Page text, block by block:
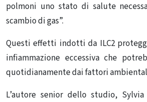
polmoni uno stato di salute
scambio di gas”.
Questi effetti indotti da ILC2
infiammazione eccessiva che
quotidianamente dai fattori
L’autore senior dello studio,